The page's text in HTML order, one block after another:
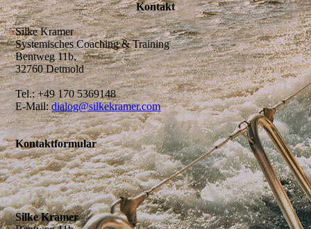
Kontakt
Silke Kramer
Systemisches Coaching & Training
Bentweg 11b,
32760 Detmold
Tel.: +49 170 5369148
E-Mail:dialog@silkekramer.com
Kontaktformular
Silke Kramer